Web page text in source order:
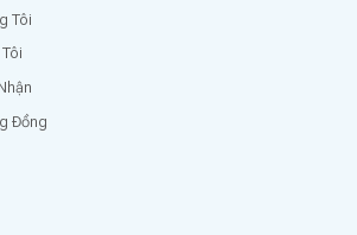
Tôi
Đồng